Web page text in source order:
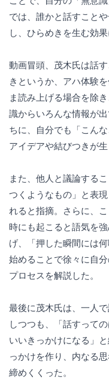
では、誰かと話すこと
し、ひらめきを生む効
動画冒頭、茂木氏は話
きというか、アハ体験
ま読み上げる場合を除
識からいろんな情報が
ちに、自分でも「こん
アイデアや結びつきが生
また、他人と議論する
つくようなもの」と表
れると指摘。さらに、
時にも起こると語気を
げ、「押した瞬間には
始めることで徐々に自
プロセスを解説した。
最後に茂木氏は、一人
しつつも、「話すって
いいきっかけになる」
っかけを作り、内なる
締めくくった。